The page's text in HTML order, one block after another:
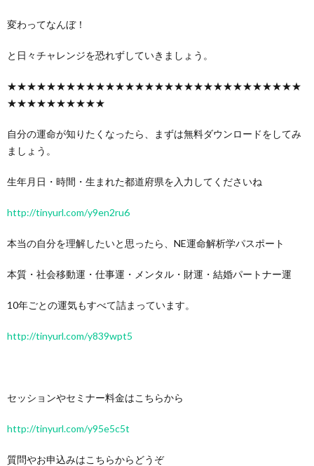
変わってなんぼ！
と日々チャレンジを恐れずしていきましょう。
★★★★★★★★★★★★★★★★★★★★★★★★★★★★★★
★★★★★★★★★★
自分の運命が知りたくなったら、まずは無料ダウンロードをしてみ
ましょう。
生年月日・時間・生まれた都道府県を入力してくださいね
http://tinyurl.com/y9en2ru6
本当の自分を理解したいと思ったら、NE運命解析学パスポート
本質・社会移動運・仕事運・メンタル・財運・結婚パートナー運
10年ごとの運気もすべて詰まっています。
http://tinyurl.com/y839wpt5
セッションやセミナー料金はこちらから
http://tinyurl.com/y95e5c5t
質問やお申込みはこちらからどうぞ